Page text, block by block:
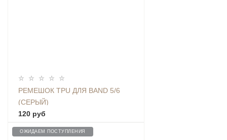
РЕМЕШОК TPU ДЛЯ BAND 5/6
(СЕРЫЙ)
120 руб
ОЖИДАЕМ ПОСТУПЛЕНИЯ